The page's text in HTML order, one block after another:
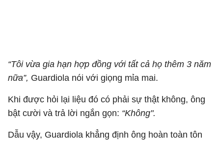
“Tôi vừa gia hạn hợp đồng với tất cả họ thêm 3 năm
nữa”, Guardiola nói với giọng mỉa mai.
Khi được hỏi lại liệu đó có phải sự thật không, ông
bật cười và trả lời ngắn gọn: “Không".
Dẫu vậy, Guardiola khẳng định ông hoàn toàn tôn